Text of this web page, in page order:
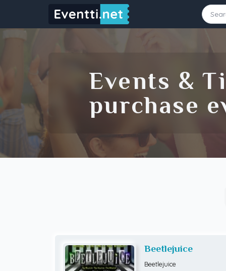
Starting Date
Events &
purchase
Beetlejuice
Beetlejuice